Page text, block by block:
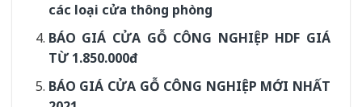
các loại cửa thông phòng
BÁO GIÁ CỬA GỖ CÔNG NGHIỆP HDF GIÁ
TỪ 1.850.000đ
BÁO GIÁ CỬA GỖ CÔNG NGHIỆP MỚI NHẤT